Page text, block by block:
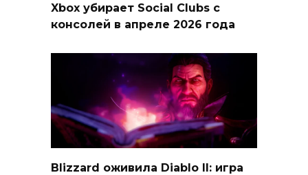
Xbox убирает Social Clubs с
консолей в апреле 2026 года
Blizzard оживила Diablo II: игра